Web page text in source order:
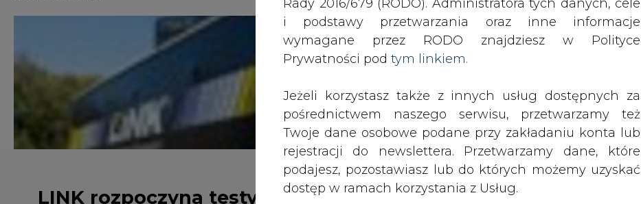
pośrednictwem naszego serwisu, przetwarzamy też
Twoje dane osobowe podane przy zakładaniu konta lub
rejestracji do newslettera. Przetwarzamy dane, które
podajesz, pozostawiasz lub do których możemy uzyskać
Informacje dotyczące Administratora Twoich danych
osobowych a także cele i podstawy przetwarzania oraz
inne niezbędne informacje wymagane przez RODO
znajdziesz w Polityce Prywatności pod wskazanym
linkiem (tym linkiem). Dane zbierane na potrzeby
LINK rozpoczyna testy
Iveco Stralis Natural Power
460 zasilanego LNG